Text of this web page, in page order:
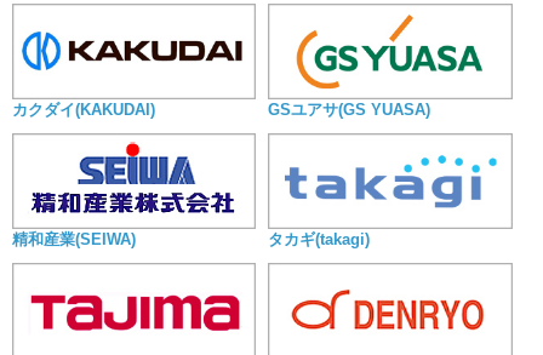
カクダイ(KAKUDAI) GSユアサ(GS YUASA)
精和産業(SEIWA) タカギ(takagi)